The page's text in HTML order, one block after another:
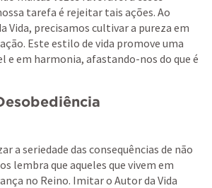
tarefa é rejeitar tais ações. Ao
Vida, precisamos cultivar a pureza em
Este estilo de vida promove uma
e em harmonia, afastando-nos do que é
a seriedade das consequências de não
lembra que aqueles que vivem em
no Reino. Imitar o Autor da Vida